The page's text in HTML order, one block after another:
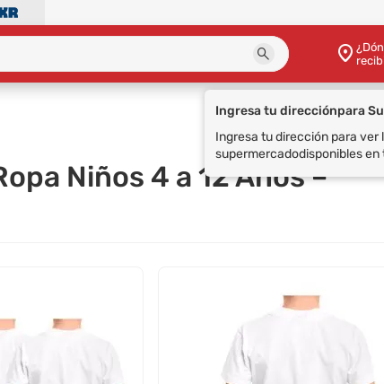
Ingresa tu direcciónpara
Ingresa tu dirección para ver
supermercadodisponibles en
Niños 4 a 12 Años –